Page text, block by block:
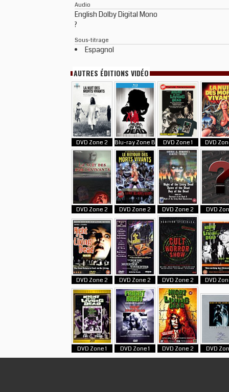
Audio
English Dolby Digital Mono
?
Sous-titrage
Espagnol
AUTRES ÉDITIONS VIDÉO
DVD Zone 2 Blu-ray Zone B DVD Zone 1 DVD
DVD Zone 2 DVD Zone 2 DVD Zone 2 DVD
DVD Zone 2 DVD Zone 2 DVD Zone 2 DVD
DVD Zone 1 DVD Zone 1 DVD Zone 2 DVD